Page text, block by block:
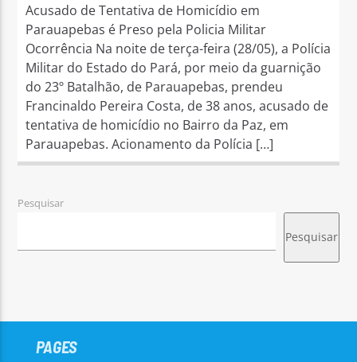
Acusado de Tentativa de Homicídio em
Parauapebas é Preso pela Policia Militar
Ocorrência Na noite de terça-feira (28/05), a Polícia
Militar do Estado do Pará, por meio da guarnição
do 23º Batalhão, de Parauapebas, prendeu
Francinaldo Pereira Costa, de 38 anos, acusado de
tentativa de homicídio no Bairro da Paz, em
Parauapebas. Acionamento da Polícia […]
Pesquisar
Pesquisar
PAGES